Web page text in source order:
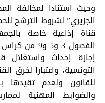
وحيث استنادا لمخالفة
الجزيري” لشروط الترشح
قناة إذاعية خاصة
الفصول 3
إجازة إحداث واستغلال
التونسية، واعتبارا لخرق
للقانون ولعدم تقيدها
والضوابط المهنية